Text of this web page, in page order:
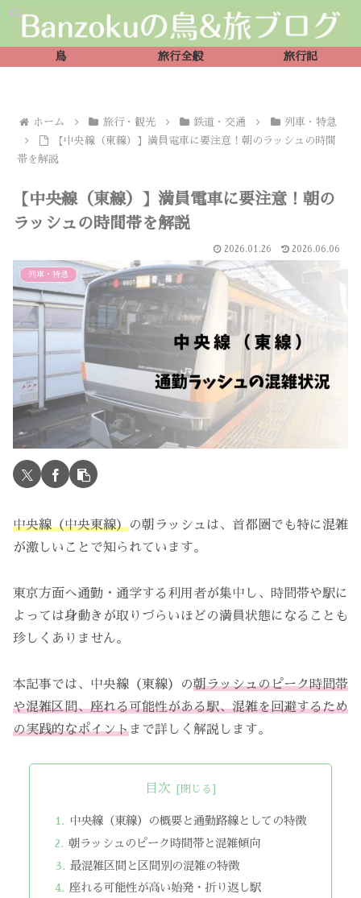
鳥 旅行全般 旅行記
ホーム 旅行・観光 鉄道・交通
列車・特急
【中央線（東線）】満員電車に要注意！朝のラッシュの時間
帯を解説
【中央線（東線）】満員電車に要注意！朝の
ラッシュの時間帯を解説
2026.01.26 2026.06.06
列車・特急
中央線（中央東線）の朝ラッシュは、首都圏でも特に混雑
が激しいことで知られています。
東京方面へ通勤・通学する利用者が集中し、時間帯や駅に
よっては身動きが取りづらいほどの満員状態になることも
珍しくありません。
本記事では、中央線（東線）の朝ラッシュのピーク時間帯
や混雑区間、座れる可能性がある駅、混雑を回避するため
の実践的なポイントまで詳しく解説します。
目次
中央線（東線）の概要と通勤路線としての特徴
朝ラッシュのピーク時間帯と混雑傾向
最混雑区間と区間別の混雑の特徴
座れる可能性が高い始発・折り返し駅